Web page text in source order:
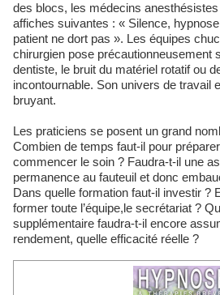
des blocs, les médecins
affiches suivantes : « Silence,
patient ne dort pas ». Les équipes
chirurgien pose précautionneusement
dentiste, le bruit du matériel rotatif ou
incontournable. Son univers de travail
bruyant.
Les praticiens se posent un grand
Combien de temps faut-il pour
commencer le soin ? Faudra-t-il une
permanence au fauteuil et donc
Dans quelle formation faut-il investir ?
former toute l’équipe,le secrétariat ?
supplémentaire faudra-t-il encore
rendement, quelle efficacité réelle ?